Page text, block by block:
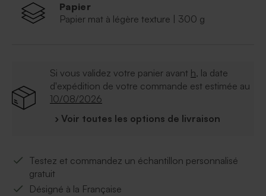
Papier
Papier mat à légère texture | 300 g
Si vous validez votre panier avant h, la date
d'expédition de votre commande est estimée au
10/08/2026
› Voir toutes les options de livraison
Testez et commandez un échantillon personnalisé
gratuit
Désigné à la Française